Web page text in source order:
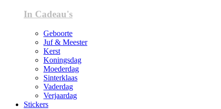
In Cadeau's
Geboorte
Juf & Meester
Kerst
Koningsdag
Moederdag
Sinterklaas
Vaderdag
Verjaardag
Stickers